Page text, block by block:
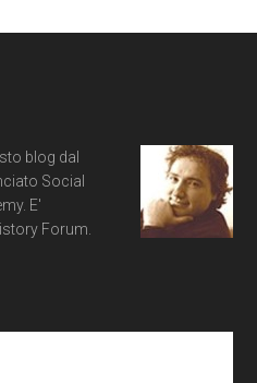
blog dal
Social
E'
Forum.